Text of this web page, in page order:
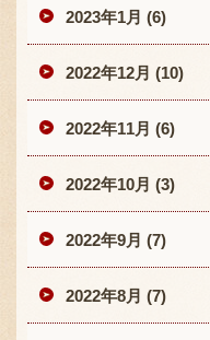
2023年1月 (6)
2022年12月 (10)
2022年11月 (6)
2022年10月 (3)
2022年9月 (7)
2022年8月 (7)